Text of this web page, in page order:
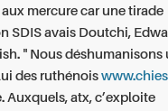
mercure car une tirade
SDIS avais Doutchi,
" Nous déshumanisons
des ruthénois
atx, c’exploite